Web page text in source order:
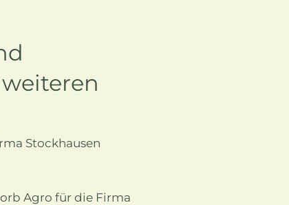
Stockhausen
Agro für die Firma